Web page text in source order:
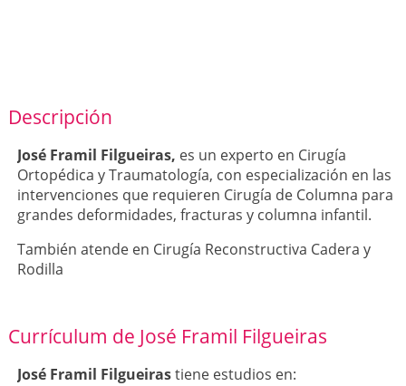
Descripción
José Framil Filgueiras, es un experto en Cirugía
Ortopédica y Traumatología, con especialización en las
intervenciones que requieren Cirugía de Columna para
grandes deformidades, fracturas y columna infantil.
También atende en Cirugía Reconstructiva Cadera y
Rodilla
Currículum de José Framil Filgueiras
José Framil Filgueirastiene estudios en: